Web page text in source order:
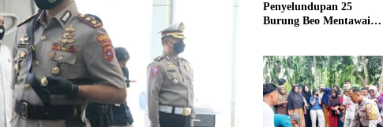
Penyelundupan 25
Burung Beo Mentawai,